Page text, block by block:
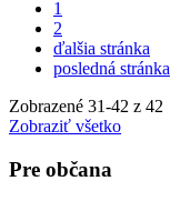
1
2
ďalšia stránka
posledná stránka
Zobrazené 31-42 z 42
Zobraziť všetko
Pre občana